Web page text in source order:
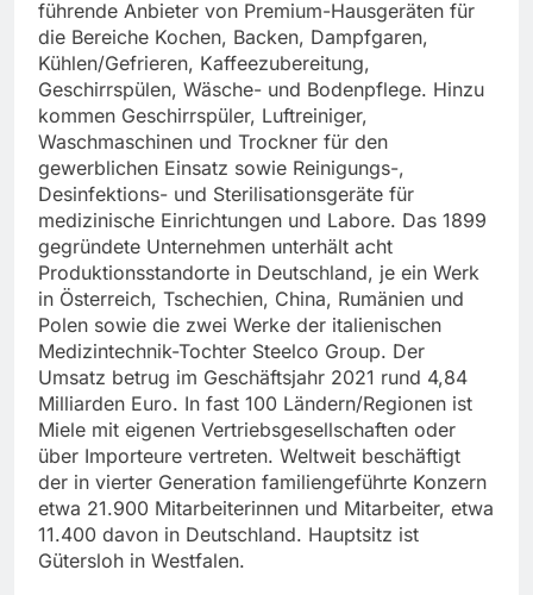
führende Anbieter von Premium-Hausgeräten für
die Bereiche Kochen, Backen, Dampfgaren,
Kühlen/Gefrieren, Kaffeezubereitung,
Geschirrspülen, Wäsche- und Bodenpflege. Hinzu
kommen Geschirrspüler, Luftreiniger,
Waschmaschinen und Trockner für den
gewerblichen Einsatz sowie Reinigungs-,
Desinfektions- und Sterilisationsgeräte für
medizinische Einrichtungen und Labore. Das 1899
gegründete Unternehmen unterhält acht
Produktionsstandorte in Deutschland, je ein Werk
in Österreich, Tschechien, China, Rumänien und
Polen sowie die zwei Werke der italienischen
Medizintechnik-Tochter Steelco Group. Der
Umsatz betrug im Geschäftsjahr 2021 rund 4,84
Milliarden Euro. In fast 100 Ländern/Regionen ist
Miele mit eigenen Vertriebsgesellschaften oder
über Importeure vertreten. Weltweit beschäftigt
der in vierter Generation familiengeführte Konzern
etwa 21.900 Mitarbeiterinnen und Mitarbeiter, etwa
11.400 davon in Deutschland. Hauptsitz ist
Gütersloh in Westfalen.